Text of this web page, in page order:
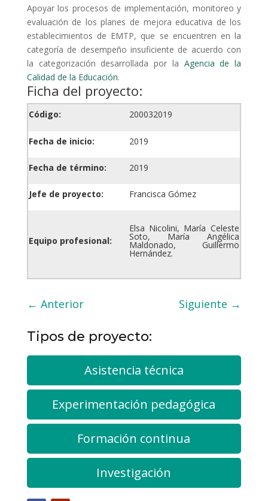
Apoyar los procesos de implementación, monitoreo y
evaluación de los planes de mejora educativa de los
establecimientos de EMTP, que se encuentren en la
categoría de desempeño insuficiente de acuerdo con
la categorización desarrollada por la Agencia de la
Calidad de la Educación.
Ficha del proyecto:
Código: 200032019
Fecha de inicio: 2019
Fecha de término: 2019
Jefe de proyecto: Francisca Gómez
Equipo profesional:
Elsa Nicolini, María Celeste
Soto, María Angélica
Maldonado, Guillermo
Hernández.
← Anterior Siguiente →
Tipos de proyecto:
Asistencia técnica
Experimentación pedagógica
Formación continua
Investigación